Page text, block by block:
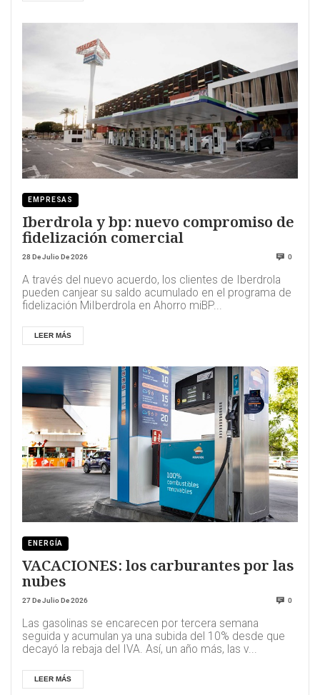
EMPRESAS
Iberdrola y bp: nuevo compromiso de
fidelización comercial
28 De Julio De 2026 0
A través del nuevo acuerdo, los clientes de Iberdrola
pueden canjear su saldo acumulado en el programa de
fidelización MiIberdrola en Ahorro miBP...
LEER MÁS
ENERGÍA
VACACIONES: los carburantes por las
nubes
27 De Julio De 2026 0
Las gasolinas se encarecen por tercera semana
seguida y acumulan ya una subida del 10% desde que
decayó la rebaja del IVA. Así, un año más, las v...
LEER MÁS